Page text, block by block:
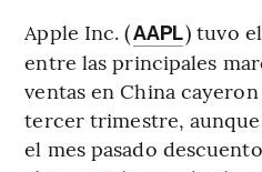
Apple Inc. (AAPL) tuvo
entre las principales
ventas en China cayeron
tercer trimestre,
el mes pasado